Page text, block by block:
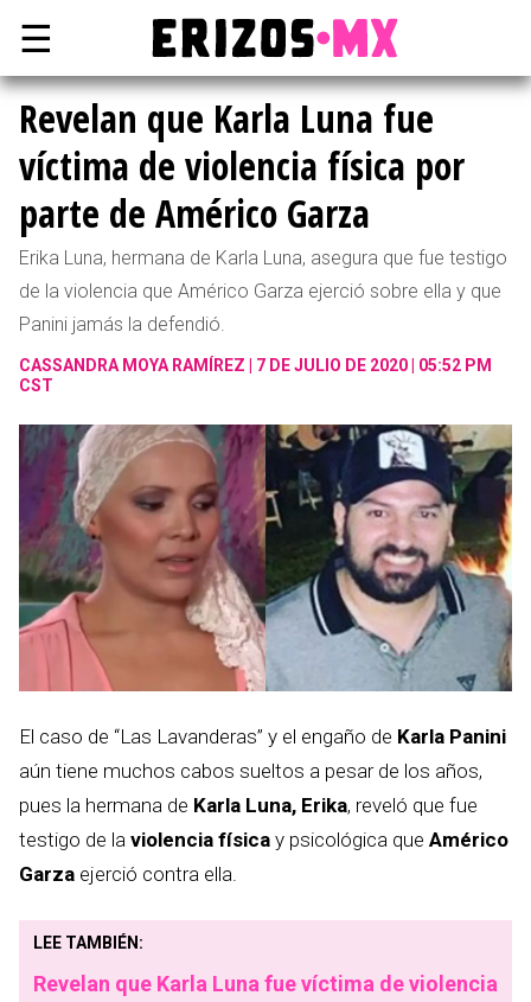
☰
Revelan que Karla Luna fue
víctima de violencia física por
parte de Américo Garza
Erika Luna, hermana de Karla Luna, asegura que fue testigo
de la violencia que Américo Garza ejerció sobre ella y que
Panini jamás la defendió.
CASSANDRA MOYA RAMÍREZ
7 DE JULIO DE 2020 | 05:52 PM
CST
El caso de “Las Lavanderas” y el engaño de Karla Panini
aún tiene muchos cabos sueltos a pesar de los años,
pues la hermana de Karla Luna, Erika, reveló que fue
testigo de la violencia física y psicológica que Américo
Garza ejerció contra ella.
LEE TAMBIÉN:
Revelan que Karla Luna fue víctima de violencia